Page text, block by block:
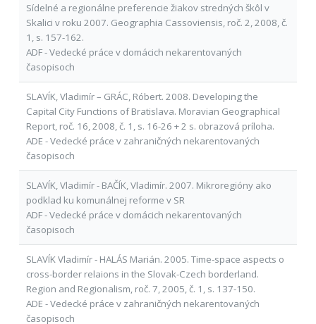
Sídelné a regionálne preferencie žiakov stredných škôl v
Skalici v roku 2007. Geographia Cassoviensis, roč. 2, 2008, č.
1, s. 157-162.
ADF - Vedecké práce v domácich nekarentovaných
časopisoch
SLAVÍK, Vladimír – GRÁC, Róbert. 2008. Developing the
Capital City Functions of Bratislava. Moravian Geographical
Report, roč. 16, 2008, č. 1, s. 16-26 + 2 s. obrazová príloha.
ADE - Vedecké práce v zahraničných nekarentovaných
časopisoch
SLAVÍK, Vladimír - BAČÍK, Vladimír. 2007. Mikroregióny ako
podklad ku komunálnej reforme v SR
ADF - Vedecké práce v domácich nekarentovaných
časopisoch
SLAVÍK Vladimír - HALÁS Marián. 2005. Time-space aspects o
cross-border relaions in the Slovak-Czech borderland.
Region and Regionalism, roč. 7, 2005, č. 1, s. 137-150.
ADE - Vedecké práce v zahraničných nekarentovaných
časopisoch